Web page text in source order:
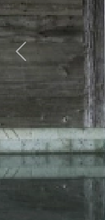
Previous